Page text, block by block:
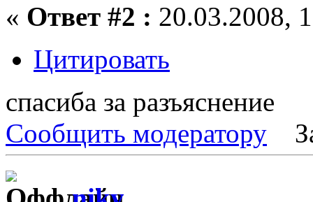
« Ответ #2 : 20.03.2008,
Цитировать
спасиба за разъяснение
Сообщить модератору